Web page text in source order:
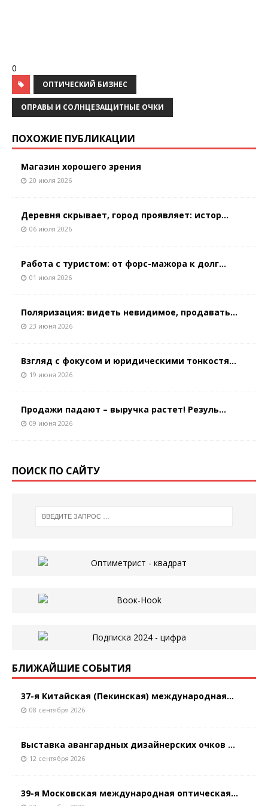
0
ОПТИЧЕСКИЙ БИЗНЕС
ОПРАВЫ И СОЛНЦЕЗАЩИТНЫЕ ОЧКИ
ПОХОЖИЕ ПУБЛИКАЦИИ
Магазин хорошего зрения
20 июля 2026
Деревня скрывает, город проявляет: истор...
06 июля 2026
Работа с туристом: от форс-мажора к долг...
01 июля 2026
Поляризация: видеть невидимое, продавать...
23 июня 2026
Взгляд с фокусом и юридическими тонкостя...
19 июня 2026
Продажи падают – выручка растет! Резуль...
09 июня 2026
ПОИСК ПО САЙТУ
БЛИЖАЙШИЕ СОБЫТИЯ
37-я Китайская (Пекинская) международная...
08 сентября 2026
Выставка авангардных дизайнерских очков ...
12 сентября 2026
39-я Московская международная оптическая...